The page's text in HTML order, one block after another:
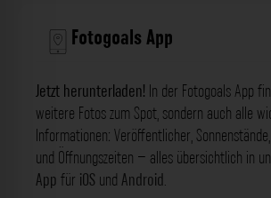
Fotogoals App
Jetzt herunterladen! In der Fotogoals App
weitere Fotos zum Spot, sondern auch alle
Informationen: Veröffentlicher,
und Öffnungszeiten – alles übersichtlich in
App für iOS und Android.